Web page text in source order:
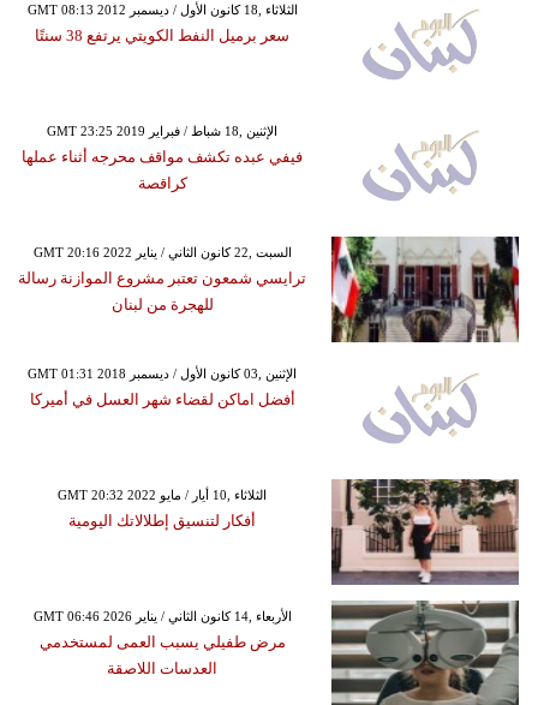
GMT 08:13 2012 الثلاثاء ,18 كانون الأول / ديسمبر
سعر برميل النفط الكويتي يرتفع 38 سنتًا
GMT 23:25 2019 الإثنين ,18 شباط / فبراير
فيفي عبده تكشف مواقف محرجه أثناء عملها
كراقصة
GMT 20:16 2022 السبت ,22 كانون الثاني / يناير
ترايسي شمعون تعتبر مشروع الموازنة رسالة
للهجرة من لبنان
GMT 01:31 2018 الإثنين ,03 كانون الأول / ديسمبر
أفضل اماكن لقضاء شهر العسل في أميركا
GMT 20:32 2022 الثلاثاء ,10 أيار / مايو
أفكار لتنسيق إطلالاتك اليومية
GMT 06:46 2026 الأربعاء ,14 كانون الثاني / يناير
مرض طفيلي يسبب العمى لمستخدمي
العدسات اللاصقة